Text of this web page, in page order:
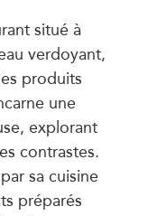
situé à
verdoyant,
produits
une
explorant
contrastes.
sa cuisine
préparés